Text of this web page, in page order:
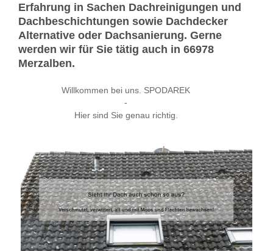
Erfahrung in Sachen Dachreinigungen und
Dachbeschichtungen sowie Dachdecker
Alternative oder Dachsanierung. Gerne
werden wir für Sie tätig auch in 66978
Merzalben.
Willkommen bei uns. SPODAREK
-
Hier sind Sie genau richtig.